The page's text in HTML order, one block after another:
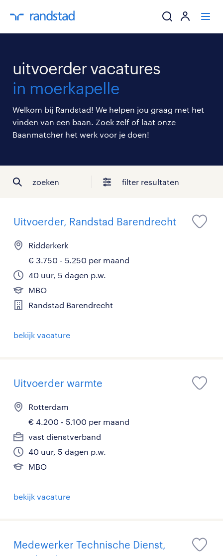
mijn carrière
over randstad
uitvoerder vacatures
in moerkapelle
Welkom bij Randstad! We helpen jou graag met het
vinden van een baan. Zoek zelf of laat onze
Baanmatcher het werk voor je doen!
zoeken filter resultaten
Uitvoerder, Randstad Barendrecht
Ridderkerk
€ 3.750 - 5.250 per maand
40 uur, 5 dagen p.w.
MBO
Randstad Barendrecht
bekijk vacature
Uitvoerder warmte
Rotterdam
€ 4.200 - 5.100 per maand
vast dienstverband
40 uur, 5 dagen p.w.
MBO
bekijk vacature
Medewerker Technische Dienst,